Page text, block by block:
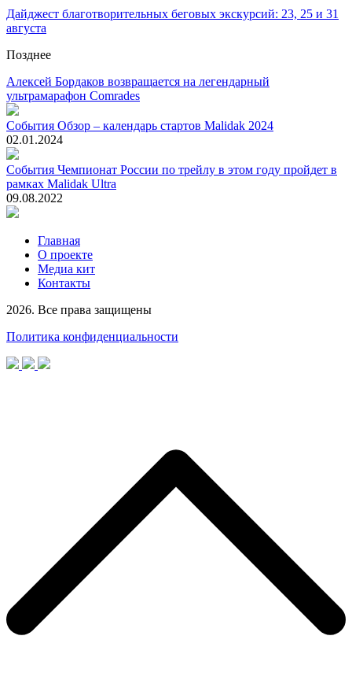
Дайджест благотворительных беговых экскурсий: 23, 25 и 31
августа
Позднее
Алексей Бордаков возвращается на легендарный
ультрамарафон Comrades
События Обзор – календарь стартов Malidak 2024
02.01.2024
События Чемпионат России по трейлу в этом году пройдет в
рамках Malidak Ultra
09.08.2022
Главная
О проекте
Медиа кит
Контакты
2026. Все права защищены
Политика конфиденциальности